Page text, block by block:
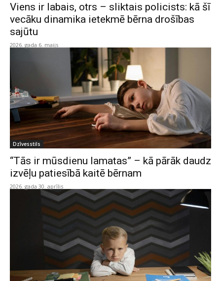
Viens ir labais, otrs – sliktais policists: kā šī
vecāku dinamika ietekmē bērna drošības
sajūtu
2026. gada 6. maijs
Dzīvesstils
“Tās ir mūsdienu lamatas” – kā pārāk daudz
izvēļu patiesībā kaitē bērnam
2026. gada 30. aprīlis